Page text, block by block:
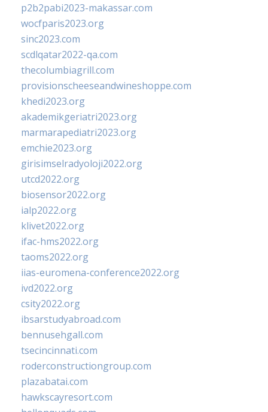
p2b2pabi2023-makassar.com
wocfparis2023.org
sinc2023.com
scdlqatar2022-qa.com
thecolumbiagrill.com
provisionscheeseandwineshoppe.com
khedi2023.org
akademikgeriatri2023.org
marmarapediatri2023.org
emchie2023.org
girisimselradyoloji2022.org
utcd2022.org
biosensor2022.org
ialp2022.org
klivet2022.org
ifac-hms2022.org
taoms2022.org
iias-euromena-conference2022.org
ivd2022.org
csity2022.org
ibsarstudyabroad.com
bennusehgall.com
tsecincinnati.com
roderconstructiongroup.com
plazabatai.com
hawkscayresort.com